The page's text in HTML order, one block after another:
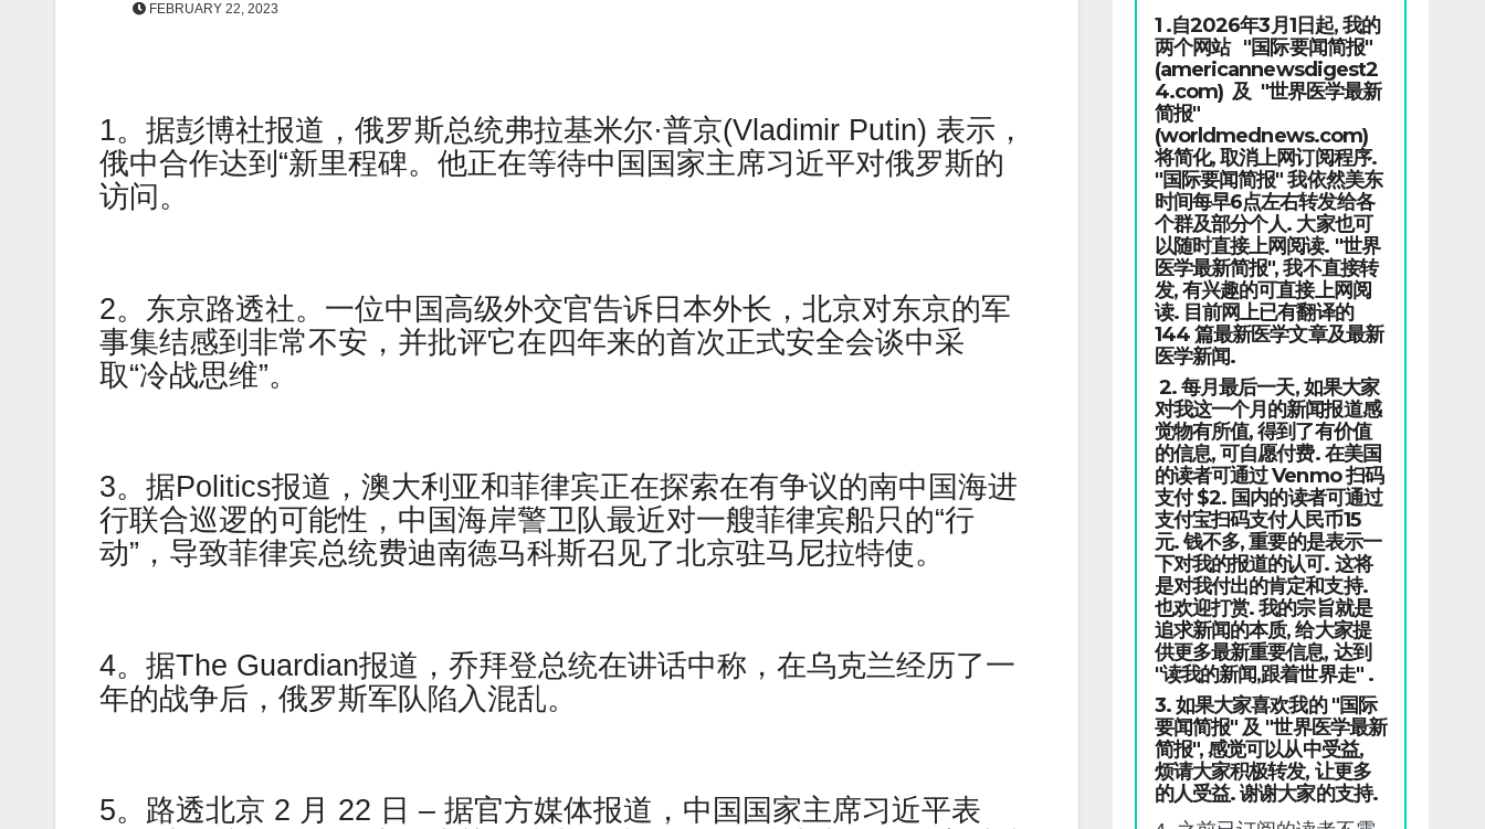
FEBRUARY 22, 2023
1。据彭博社报道，俄罗斯总统弗拉基米尔·普京(Vladimir Putin) 表示，
俄中合作达到“新里程碑。他正在等待中国国家主席习近平对俄罗斯的
访问。
2。东京路透社。一位中国高级外交官告诉日本外长，北京对东京的军
事集结感到非常不安，并批评它在四年来的首次正式安全会谈中采
取“冷战思维”。
3。据Politics报道，澳大利亚和菲律宾正在探索在有争议的南中国海进
行联合巡逻的可能性，中国海岸警卫队最近对一艘菲律宾船只的“行
动”，导致菲律宾总统费迪南德马科斯召见了北京驻马尼拉特使。
4。据The Guardian报道，乔拜登总统在讲话中称，在乌克兰经历了一
年的战争后，俄罗斯军队陷入混乱。
5。路透北京 2 月 22 日 – 据官方媒体报道，中国国家主席习近平表
1 .自2026年3月1日起, 我的
两个网站 "国际要闻简报"
(americannewsdigest2
4.com) 及 "世界医学最新
简报"
(worldmednews.com)
将简化, 取消上网订阅程序.
"国际要闻简报" 我依然美东
时间每早6点左右转发给各
个群及部分个人. 大家也可
以随时直接上网阅读. "世界
医学最新简报", 我不直接转
发, 有兴趣的可直接上网阅
读. 目前网上已有翻译的
144 篇最新医学文章及最新
医学新闻.
2. 每月最后一天, 如果大家
对我这一个月的新闻报道感
觉物有所值, 得到了有价值
的信息, 可自愿付费. 在美国
的读者可通过 Venmo 扫码
支付 $2. 国内的读者可通过
支付宝扫码支付人民币15
元. 钱不多, 重要的是表示一
下对我的报道的认可. 这将
是对我付出的肯定和支持.
也欢迎打赏. 我的宗旨就是
追求新闻的本质, 给大家提
供更多最新重要信息, 达到
"读我的新闻,跟着世界走" .
3. 如果大家喜欢我的 "国际
要闻简报" 及 "世界医学最新
简报", 感觉可以从中受益,
烦请大家积极转发, 让更多
的人受益. 谢谢大家的支持.